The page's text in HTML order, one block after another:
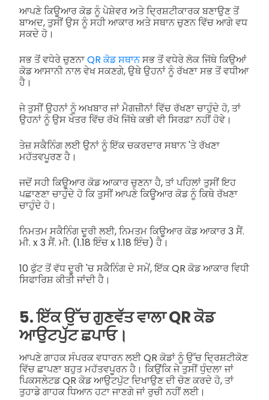
ਆਪਣੇ ਕਿਊਆਰ ਕੋਡ ਨੂੰ ਪੇਸ਼ੇਵਰ ਅਤੇ ਦ੍ਰਿਸ਼ਟੀਕਾਰਕ ਬਣਾਉਣ ਤੋਂ
ਬਾਅਦ, ਤੁਸੀਂ ਉਸ ਨੂੰ ਸਹੀ ਆਕਾਰ ਅਤੇ ਸਥਾਨ ਚੁਣਨ ਵਿੱਚ ਆਗੇ ਵਧ
ਸਕਦੇ ਹੋ।
ਸਭ ਤੋਂ ਵਧੇਰੇ ਚੁਣਨਾQR ਕੋਡ ਸਥਾਨਸਭ ਤੋਂ ਵਧੇਰੇ ਲੋਕ ਜਿੱਥੇ ਕਿਉਆਂ
ਕੋਡ ਆਸਾਨੀ ਨਾਲ ਵੇਖ ਸਕਣਗੇ, ਉਥੇ ਉਹਨਾਂ ਨੂੰ ਰੱਖਣਾ ਸਭ ਤੋਂ ਵਧੀਆ
ਹੈ।
ਜੇ ਤੁਸੀਂ ਉਹਨਾਂ ਨੂੰ ਅਖਬਾਰ ਜਾਂ ਮੈਗਜ਼ੀਨਾਂ ਵਿੱਚ ਰੱਖਣਾ ਚਾਹੁੰਦੇ ਹੋ, ਤਾਂ
ਉਹਨਾਂ ਨੂੰ ਉਸ ਖੇਤਰ ਵਿੱਚ ਰੱਖੋ ਜਿੱਥੇ ਕਭੀ ਵੀ ਸਿਰਫ਼ਾ ਨਹੀਂ ਹੋਵੇ।
ਤੇਜ਼ ਸਕੈਨਿੰਗ ਲਈ ਉਨਾਂ ਨੂੰ ਇੱਕ ਚਕਰਦਾਰ ਸਥਾਨ 'ਤੇ ਰੱਖਣਾ
ਮਹੱਤਵਪੂਰਣ ਹੈ।
ਜਦੋਂ ਸਹੀ ਕਿਊਆਰ ਕੋਡ ਆਕਾਰ ਚੁਣਨਾ ਹੈ, ਤਾਂ ਪਹਿਲਾਂ ਤੁਸੀਂ ਇਹ
ਪਛਾਣਣਾ ਚਾਹੁੰਦੇ ਹੋ ਕਿ ਤੁਸੀਂ ਆਪਣੇ ਕਿਊਆਰ ਕੋਡ ਨੂੰ ਕਿਥੇ ਰੱਖਣਾ
ਚਾਹੁੰਦੇ ਹੋ।
ਨਿਮਤਮ ਸਕੈਨਿੰਗ ਦੂਰੀ ਲਈ, ਨਿਮਤਮ ਕਿਊਆਰ ਕੋਡ ਆਕਾਰ 3 ਸੈਂ.
ਮੀ. x 3 ਸੈਂ. ਮੀ. (1.18 ਇੰਚ x 1.18 ਇੰਚ) ਹੈ।
10 ਫੁੱਟ ਤੋਂ ਵੱਧ ਦੂਰੀ 'ਚ ਸਕੈਨਿੰਗ ਦੇ ਸਮੇਂ, ਇੱਕ QR ਕੋਡ ਆਕਾਰ ਵਿਧੀ
ਸਿਫਾਰਿਸ਼ ਕੀਤੀ ਜਾਂਦੀ ਹੈ।
5. ਇੱਕ ਉੱਚ ਗੁਣਵੱਤ ਵਾਲਾ QR ਕੋਡ
ਆਉਟਪੁੱਟ ਛਪਾਓ।
ਆਪਣੇ ਗਾਹਕ ਸੰਪਰਕ ਵਧਾਰਨ ਲਈ QR ਕੋਡਾਂ ਨੂੰ ਉੱਚ ਦ੍ਰਿਸ਼ਟੀਕੋਣ
ਵਿੱਚ ਛਾਪਣਾ ਬਹੁਤ ਮਹੱਤਵਪੂਰਨ ਹੈ। ਕਿਉਂਕਿ ਜੇ ਤੁਸੀਂ ਧੁੰਦਲਾ ਜਾਂ
ਪਿਕਸਲੇਟਡ QR ਕੋਡ ਆਉਟਪੁੱਟ ਦਿਖਾਉਣ ਦੀ ਚੋਣ ਕਰਦੇ ਹੋ, ਤਾਂ
ਤੁਹਾਡੇ ਗਾਹਕ ਧਿਆਨ ਹਟਾ ਜਾਣਗੇ ਜਾਂ ਰੁਚੀ ਨਹੀਂ ਲਈ।